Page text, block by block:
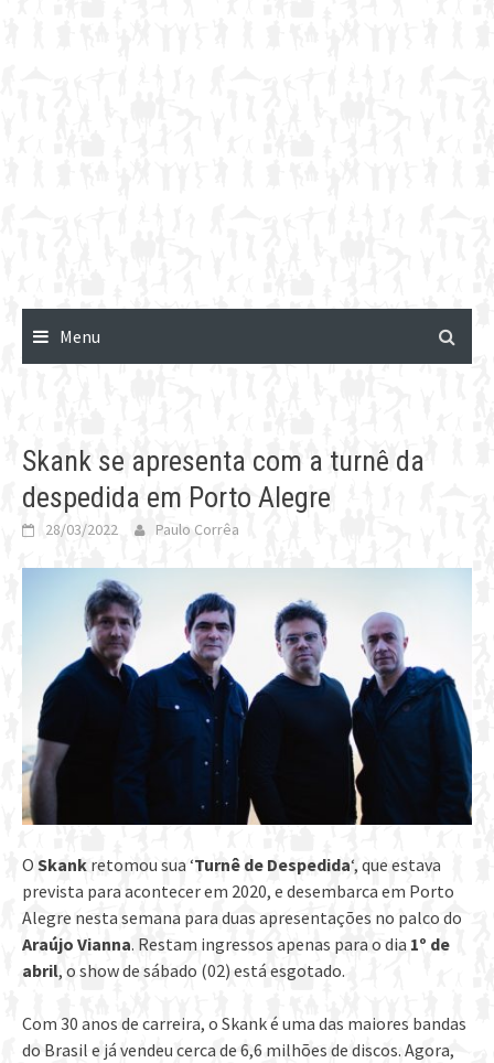
Menu
Skank se apresenta com a turnê da
despedida em Porto Alegre
28/03/2022 Paulo Corrêa
O Skank retomou sua ‘Turnê de Despedida‘, que estava
prevista para acontecer em 2020, e desembarca em Porto
Alegre nesta semana para duas apresentações no palco do
Araújo Vianna. Restam ingressos apenas para o dia 1º de
abril, o show de sábado (02) está esgotado.
Com 30 anos de carreira, o Skank é uma das maiores bandas
do Brasil e já vendeu cerca de 6,6 milhões de discos. Agora,